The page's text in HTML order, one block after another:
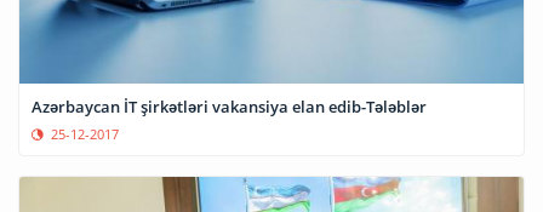
Azərbaycan İT şirkətləri vakansiya elan edib-Tələblər
25-12-2017